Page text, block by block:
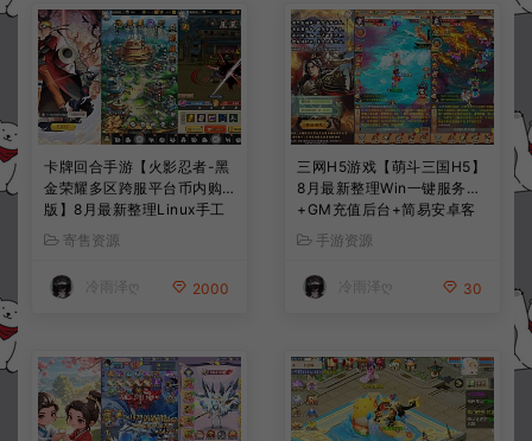
卡牌回合手游【火影忍者-黑
金荣耀多区跨服平台币内购
版】8月最新整理Linux手工
服务端+CDK授权后台+安卓
+详细搭建教程+视频教程
寄售资源
冷雨泽ღ 2000
三网H5游戏【萌斗三国H5】
8月最新整理Win一键服务端
+GM充值后台+简易安卓客
户端+详细搭建教程+视频教
程
手游资源
冷雨泽ღ 30